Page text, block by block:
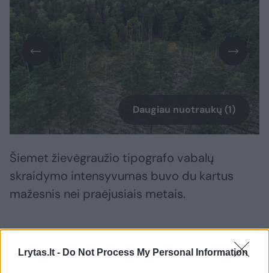
Lrytas.lt - Do Not Process My Personal Information
Daugiau nuotraukų (1)
Šiemet žievėgraužio tipografo vabalų
skraidymo intensyvumas buvo du kartus
mažesnis nei praėjusiais metais.
Departamento teigimu, žievėgraužio
tipografo populiacijos sumažėjimui